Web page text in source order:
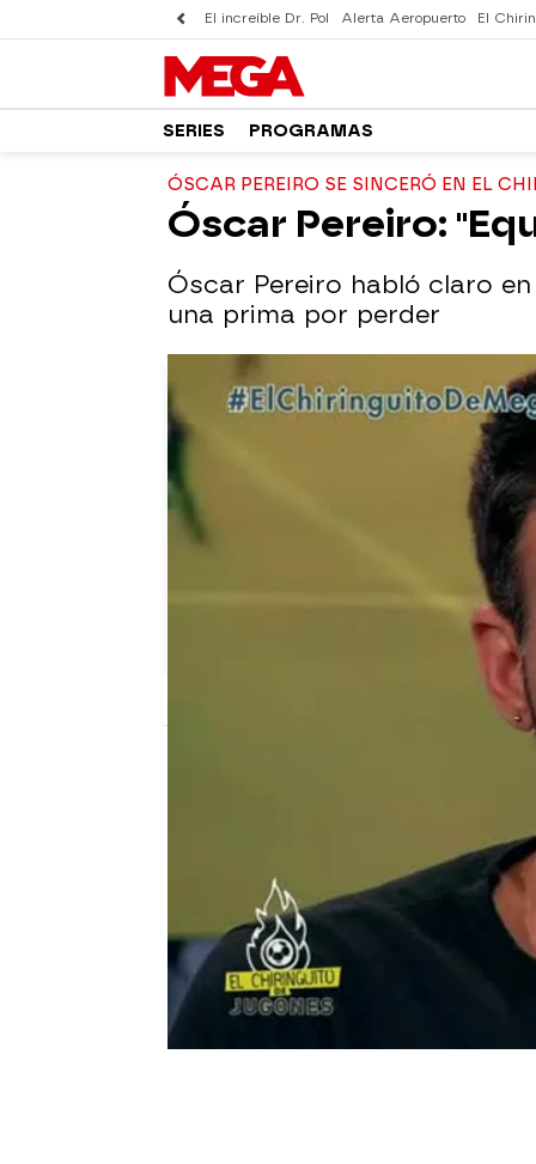
El increíble Dr. Pol Alerta Aeropuerto El
SERIES PROGRAMAS
ÓSCAR PEREIRO SE SINCERÓ EN EL
Óscar Pereiro:
Óscar Pereiro habló claro
una prima por perder
Óscar Pereiro el